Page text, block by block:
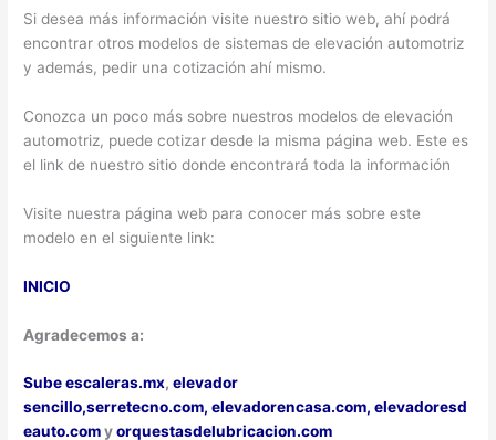
Si desea más información visite nuestro sitio web, ahí podrá
encontrar otros modelos de sistemas de elevación automotriz
y además, pedir una cotización ahí mismo.
Conozca un poco más sobre nuestros modelos de elevación
automotriz, puede cotizar desde la misma página web. Este es
el link de nuestro sitio donde encontrará toda la información
Visite nuestra página web para conocer más sobre este
modelo en el siguiente link:
INICIO
Agradecemos a:
Sube escaleras.mx,elevador
sencillo,serretecno.com, elevadorencasa.com, elevadoresd
eauto.comyorquestasdelubricacion.com